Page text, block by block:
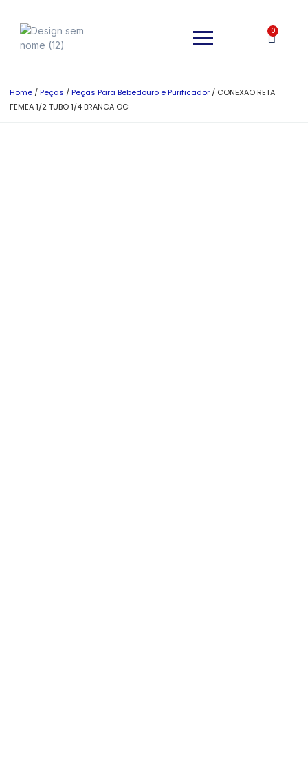
0
Home /Peças /Peças Para Bebedouro e Purificador / CONEXAO RETA
FEMEA 1/2 TUBO 1/4 BRANCA OC